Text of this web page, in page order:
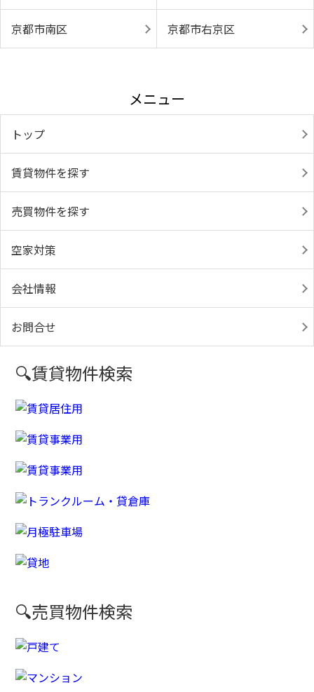
京都市南区 京都市右京区
メニュー
トップ
賃貸物件を探す
売買物件を探す
空家対策
会社情報
お問合せ
🔍賃貸物件検索
🔍売買物件検索